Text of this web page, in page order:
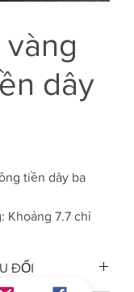
vàng
dây
tiền dây ba
Khoảng 7.7 chỉ
ĐỔI